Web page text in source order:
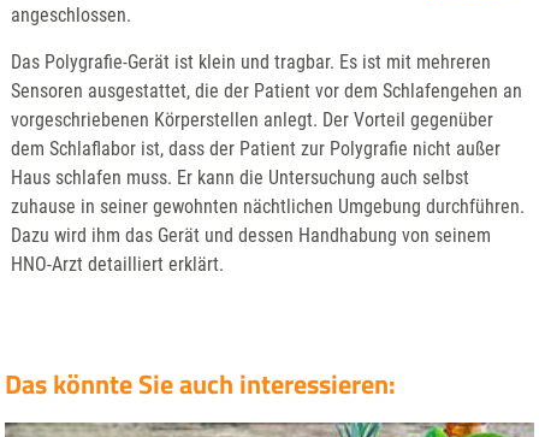
angeschlossen.
Das Polygrafie-Gerät ist klein und tragbar. Es ist mit mehreren
Sensoren ausgestattet, die der Patient vor dem Schlafengehen an
vorgeschriebenen Körperstellen anlegt. Der Vorteil gegenüber
dem Schlaflabor ist, dass der Patient zur Polygrafie nicht außer
Haus schlafen muss. Er kann die Untersuchung auch selbst
zuhause in seiner gewohnten nächtlichen Umgebung durchführen.
Dazu wird ihm das Gerät und dessen Handhabung von seinem
HNO-Arzt detailliert erklärt.
Das könnte Sie auch interessieren: